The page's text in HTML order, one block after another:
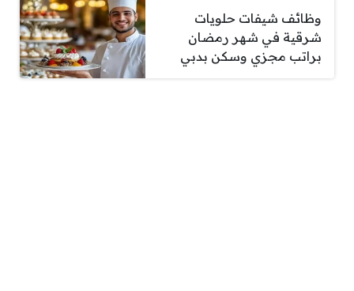
وظائف شيفات حلويات
شرقية في شهر رمضان
براتب مجزي وسكن بدبي